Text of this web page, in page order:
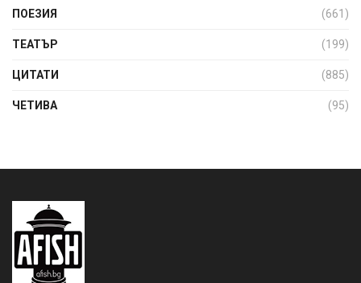
ПОЕЗИЯ (661)
ТЕАТЪР (199)
ЦИТАТИ (885)
ЧЕТИВА (95)